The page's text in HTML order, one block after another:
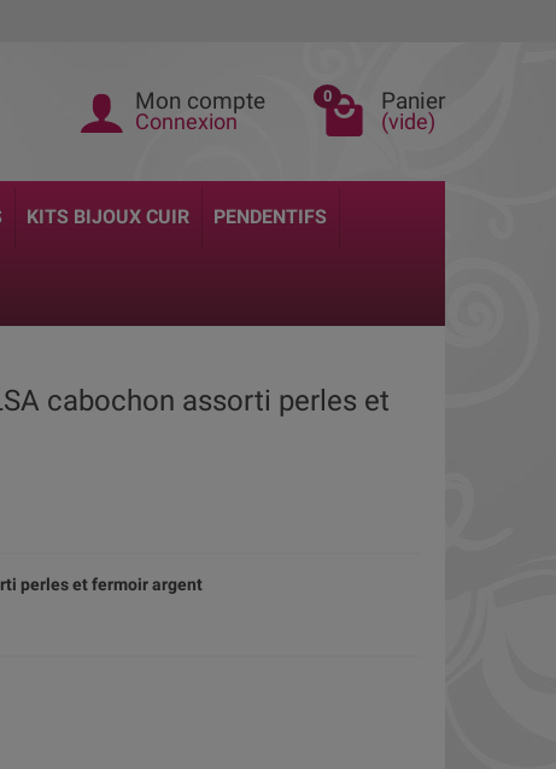
Mon compte
Connexion
0 Panier
(vide)
KITS BIJOUX CUIR PENDENTIFS
cabochon assorti perles et
perles et fermoir argent